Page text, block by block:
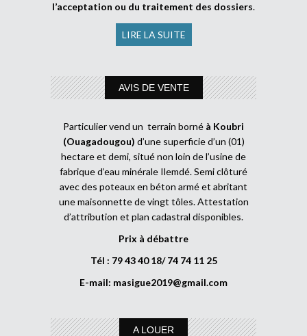
l’acceptation ou du traitement des dossiers.
LIRE LA SUITE
AVIS DE VENTE
Particulier vend un terrain borné à Koubri
(Ouagadougou) d’une superficie d’un (01)
hectare et demi, situé non loin de l’usine de
fabrique d’eau minérale Ilemdé. Semi clôturé
avec des poteaux en béton armé et abritant
une maisonnette de vingt tôles. Attestation
d’attribution et plan cadastral disponibles.
Prix à débattre
Tél : 79 43 40 18/ 74 74 11 25
E-mail: masigue2019@gmail.com
A LOUER